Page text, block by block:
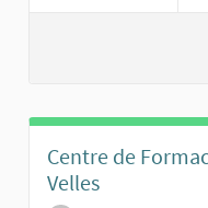
Centre de
Velles